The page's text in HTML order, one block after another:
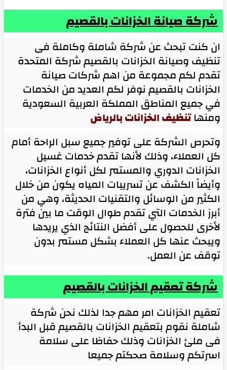
شركة صيانة الخزانات بالقصيم
ان كنت تبحث عن شركة شاملة وكاملة فى
تنظيف وصيانة الخزانات بالقصيم شركة المتحدة
تقدم لكم مجموعة من اهم شركات صيانة
الخزانات بالقصيم نوفر لكم العديد من الخدمات
في جميع المناطق المملكة العربية السعودية
ومنهاتنظيف الخزانات بالرياض
وتحرص الشركة على توفير جميع سبل الراحة أمام
كل العملاء، وذلك لأنها تقدم خدمات غسيل
الخزانات الدوري والمستمر لكل أنواع الخزانات،
وأيضاً الكشف عن تسريبات المياه يكون من خلال
الكثير من الوسائل والتقنيات الحديثة، وهي من
أبرز الخدمات التي تقدم طوال الوقت ما بين فترة
لأخرى للحصول على أفضل النتائج الذي يريدها
ويبحث عنها كل العملاء بشكل مستمر بدون
توقف عن العمل.
شركة تعقيم الخزانات بالقصيم
تعقيم الخزانات امر مهم جدا لذلك نحن شركة
شاملة نقوم بتعقيم الخزانات بالقصيم قبل البدأ
فى ملئ الخزانات وذلك حفاظا على سلامة
اسرتكم وسلامة صحكتم جميعا